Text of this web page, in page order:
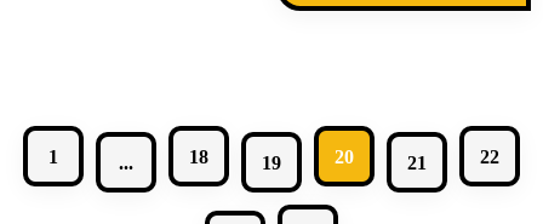
1 ... 18 19 20 21 22